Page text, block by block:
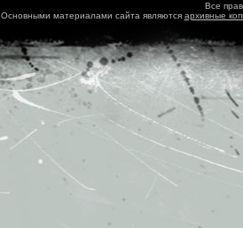
Все
Основными материалами сайта являются архивные